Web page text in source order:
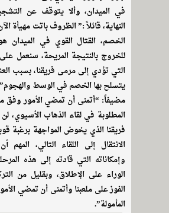
في الميدان، وألا يتوقف عن
النهاية، قائلاً :” الظروف باتت مهيأة
الخصم، القتال القوي في الميدان
للخروج بالنتيجة المريحة، سنعمل
التي تؤدي إلى مرمى فريقنا، بسبب
يتسلح بها الخصم في الوسط
مضيفاً: “أتمنى أن تمضي الأمور وفق
المطلوبة في لقاء الذهاب الأسيوي،
فريقنا الذي يخوض المواجهة برغبة
الانتقال إلى اللقاء التالي، المهم
وإمكاناته التي قادته إلى هذه
الوراء على الإطلاق، وبقليل من
الفوز على ملعبنا وأتمنى أن تمضي
المأمولة”.